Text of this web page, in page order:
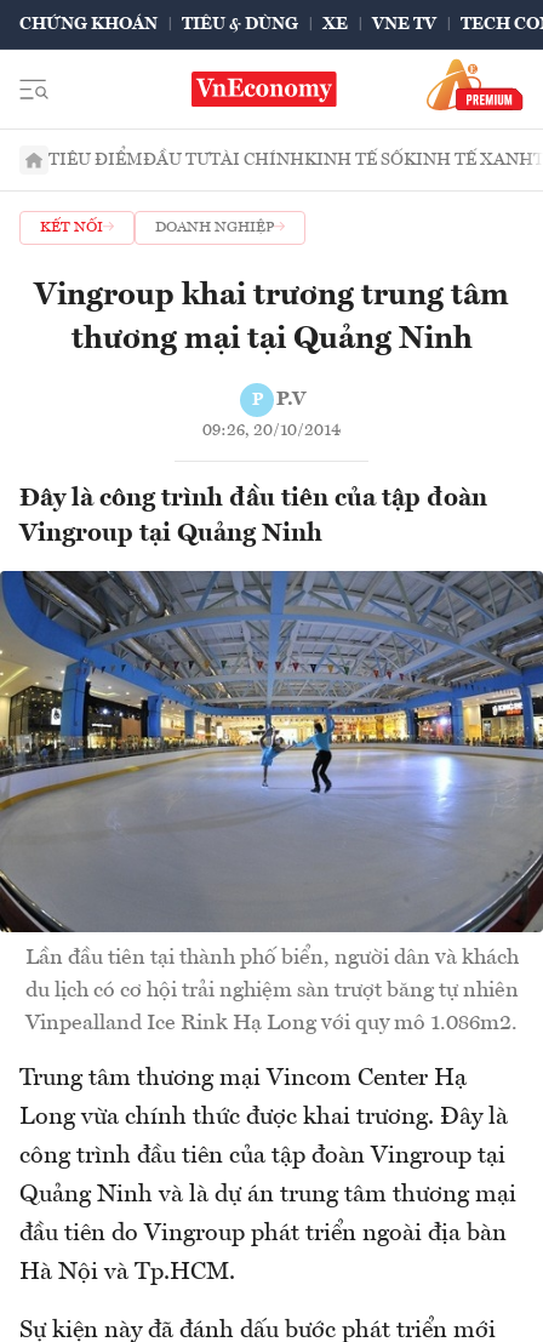
CHỨNG KHOÁN TIÊU & DÙNG XE VNE TV TECH
TIÊU ĐIỂMĐẦU TƯTÀI CHÍNHKINH TẾ SỐKINH TẾ XANH
KẾT NỐI DOANH NGHIỆP
Vingroup khai trương trung tâm
thương mại tại Quảng Ninh
P P.V
09:26, 20/10/2014
Đây là công trình đầu tiên của tập đoàn
Vingroup tại Quảng Ninh
Lần đầu tiên tại thành phố biển, người dân và khách
du lịch có cơ hội trải nghiệm sàn trượt băng tự nhiên
Vinpealland Ice Rink Hạ Long với quy mô 1.086m2.
Trung tâm thương mại Vincom Center Hạ
Long vừa chính thức được khai trương. Đây là
công trình đầu tiên của tập đoàn Vingroup tại
Quảng Ninh và là dự án trung tâm thương mại
đầu tiên do Vingroup phát triển ngoài địa bàn
Hà Nội và Tp.HCM.
Sự kiện này đã đánh dấu bước phát triển mới